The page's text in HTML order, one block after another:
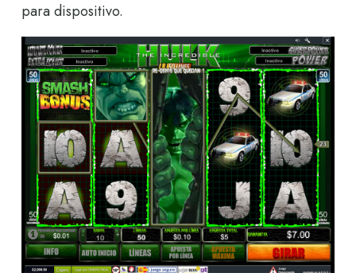
para dispositivo.